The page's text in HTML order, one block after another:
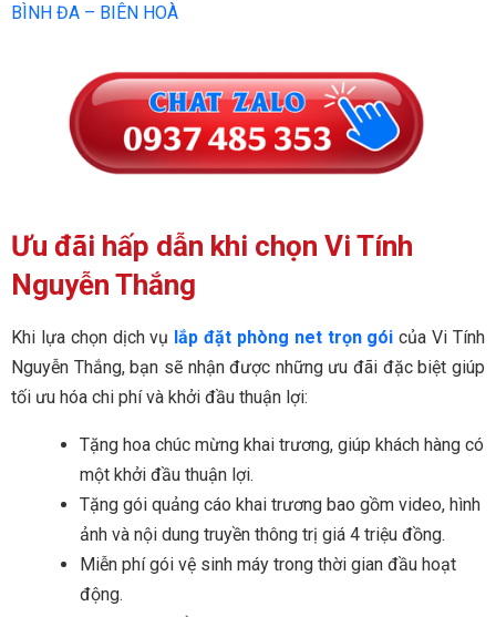
BÌNH ĐA – BIÊN HOÀ
Ưu đãi hấp dẫn khi chọn Vi Tính
Nguyễn Thắng
Khi lựa chọn dịch vụ lắp đặt phòng net trọn gói của Vi Tính
Nguyễn Thắng, bạn sẽ nhận được những ưu đãi đặc biệt giúp
tối ưu hóa chi phí và khởi đầu thuận lợi:
Tặng hoa chúc mừng khai trương, giúp khách hàng có
một khởi đầu thuận lợi.
Tặng gói quảng cáo khai trương bao gồm video, hình
ảnh và nội dung truyền thông trị giá 4 triệu đồng.
Miễn phí gói vệ sinh máy trong thời gian đầu hoạt
động.